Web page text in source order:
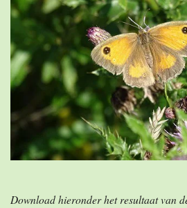
Download hieronder het resultaat van